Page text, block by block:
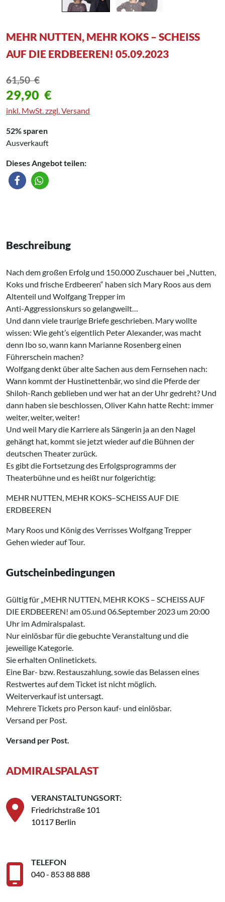
MEHR NUTTEN, MEHR KOKS – SCHEISS
AUF DIE ERDBEEREN! 05.09.2023
61,50€
29,90 €
inkl. MwSt. zzgl. Versand
52% sparen
Ausverkauft
Dieses Angebot teilen:
Beschreibung
Nach dem großen Erfolg und 150.000 Zuschauer bei „Nutten,
Koks und frische Erdbeeren“ haben sich Mary Roos aus dem
Altenteil und Wolfgang Trepper im
Anti-Aggressionskurs so gelangweilt…
Und dann viele traurige Briefe geschrieben. Mary wollte
wissen: Wie geht’s eigentlich Peter Alexander, was macht
denn Ibo so, wann kann Marianne Rosenberg einen
Führerschein machen?
Wolfgang denkt über alte Sachen aus dem Fernsehen nach:
Wann kommt der Hustinettenbär, wo sind die Pferde der
Shiloh-Ranch geblieben und wer hat an der Uhr gedreht? Und
dann haben sie beschlossen, Oliver Kahn hatte Recht: immer
weiter, weiter, weiter!
Und weil Mary die Karriere als Sängerin ja an den Nagel
gehängt hat, kommt sie jetzt wieder auf die Bühnen der
deutschen Theater zurück.
Es gibt die Fortsetzung des Erfolgsprogramms der
Theaterbühne und es heißt nur folgerichtig:
MEHR NUTTEN, MEHR KOKS–SCHEISS AUF DIE
ERDBEEREN
Mary Roos und König des Verrisses Wolfgang Trepper
Gehen wieder auf Tour.
Gutscheinbedingungen
Gültig für „MEHR NUTTEN, MEHR KOKS – SCHEISS AUF
DIE ERDBEEREN! am 05.und 06.September 2023 um 20:00
Uhr im Admiralspalast.
Nur einlösbar für die gebuchte Veranstaltung und die
jeweilige Kategorie.
Sie erhalten Onlinetickets.
Eine Bar- bzw. Restauszahlung, sowie das Belassen eines
Restwertes auf dem Ticket ist nicht möglich.
Weiterverkauf ist untersagt.
Mehrere Tickets pro Person kauf- und einlösbar.
Versand per Post.
Versand per Post.
ADMIRALSPALAST
VERANSTALTUNGSORT:
Friedrichstraße 101
10117 Berlin
TELEFON
040 - 853 88 888